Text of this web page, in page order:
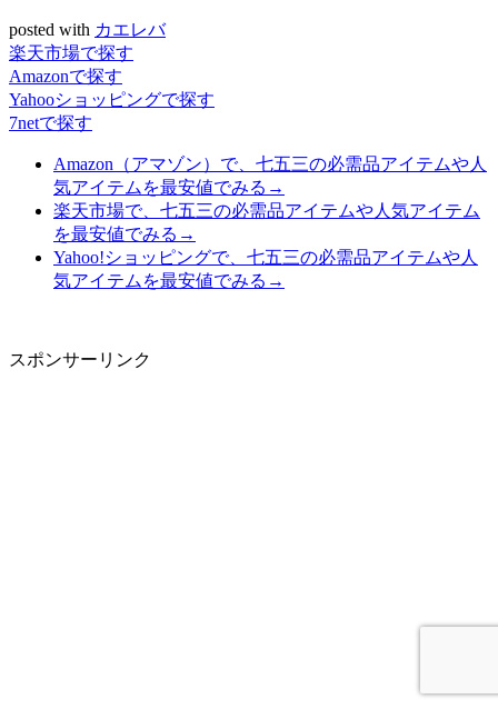
posted with カエレバ
楽天市場で探す
Amazonで探す
Yahooショッピングで探す
7netで探す
Amazon（アマゾン）で、七五三の必需品アイテムや人
気アイテムを最安値でみる→
楽天市場で、七五三の必需品アイテムや人気アイテム
を最安値でみる→
Yahoo!ショッピングで、七五三の必需品アイテムや人
気アイテムを最安値でみる→
スポンサーリンク